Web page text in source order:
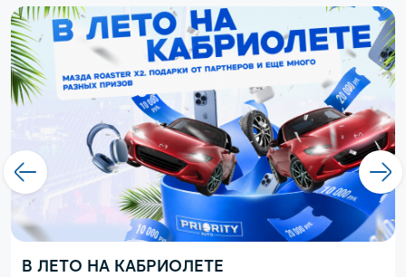
В ЛЕТО НА КАБРИОЛЕТЕ